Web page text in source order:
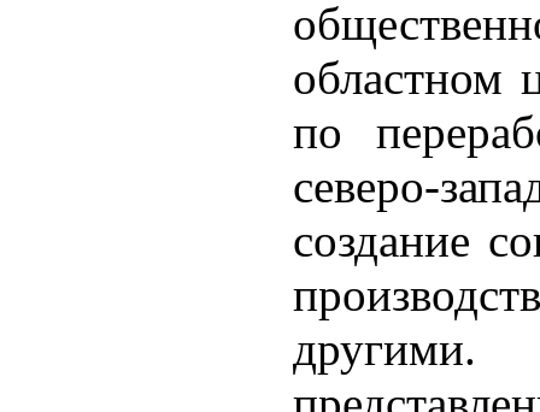
областном
по
северо-
создание
другими.